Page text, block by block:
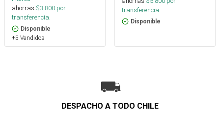
ahorras $3.800 por
transferencia.
Disponible
+5 Vendidos
transferencia.
Disponible
DESPACHO A TODO CHILE